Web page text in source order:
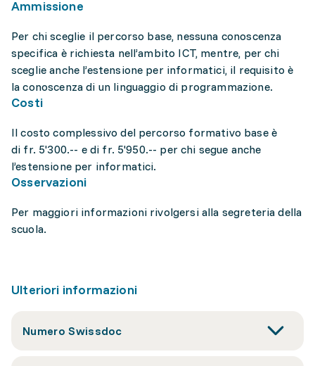
Ammissione
Per chi sceglie il percorso base, nessuna conoscenza
specifica è richiesta nell’ambito ICT, mentre, per chi
sceglie anche l’estensione per informatici, il requisito è
la conoscenza di un linguaggio di programmazione.
Costi
Il costo complessivo del percorso formativo base è
di fr. 5'300.-- e di fr. 5'950.-- per chi segue anche
l’estensione per informatici.
Osservazioni
Per maggiori informazioni rivolgersi alla segreteria della
scuola.
Ulteriori informazioni
Numero Swissdoc